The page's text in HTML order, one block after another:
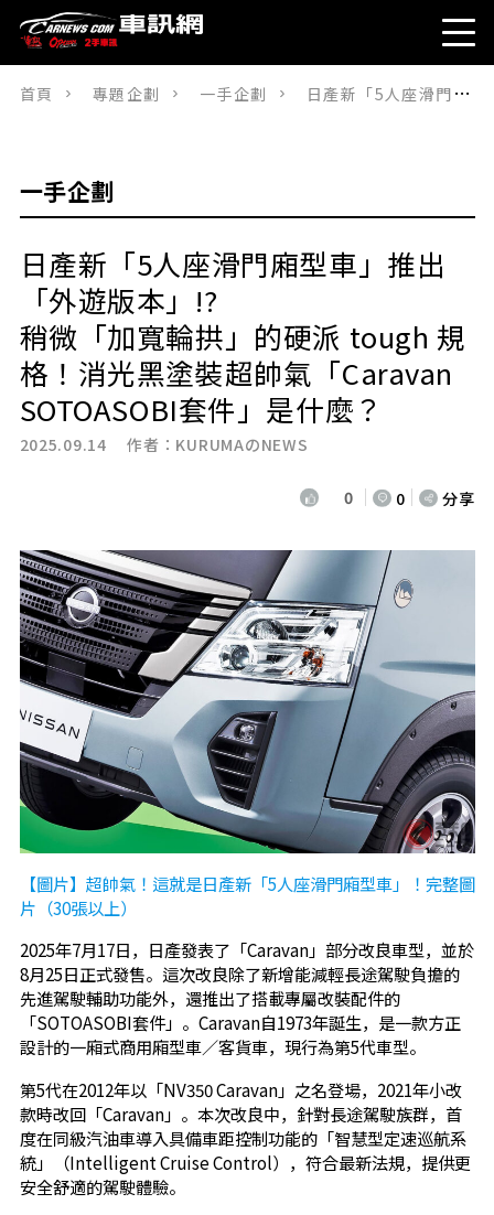
首頁 專題企劃 一手企劃 日產新「5人座滑門廂型車」推出「外遊版本」!? 稍微「加寬輪拱」的硬派 tough 規格！消光黑塗裝超帥氣「Caravan SOTOASOBI套件」是什麼？
一手企劃
日產新「5人座滑門廂型車」推出
「外遊版本」!?
稍微「加寬輪拱」的硬派 tough 規
格！消光黑塗裝超帥氣「Caravan
SOTOASOBI套件」是什麼？
2025.09.14 作者： KURUMAのNEWS
0 0 分享
【圖片】超帥氣！這就是日產新「5人座滑門廂型車」！完整圖
片（30張以上）
2025年7月17日，日產發表了「Caravan」部分改良車型，並於
8月25日正式發售。這次改良除了新增能減輕長途駕駛負擔的
先進駕駛輔助功能外，還推出了搭載專屬改裝配件的
「SOTOASOBI套件」。Caravan自1973年誕生，是一款方正
設計的一廂式商用廂型車／客貨車，現行為第5代車型。
第5代在2012年以「NV350 Caravan」之名登場，2021年小改
款時改回「Caravan」。本次改良中，針對長途駕駛族群，首
度在同級汽油車導入具備車距控制功能的「智慧型定速巡航系
統」（Intelligent Cruise Control），符合最新法規，提供更
安全舒適的駕駛體驗。